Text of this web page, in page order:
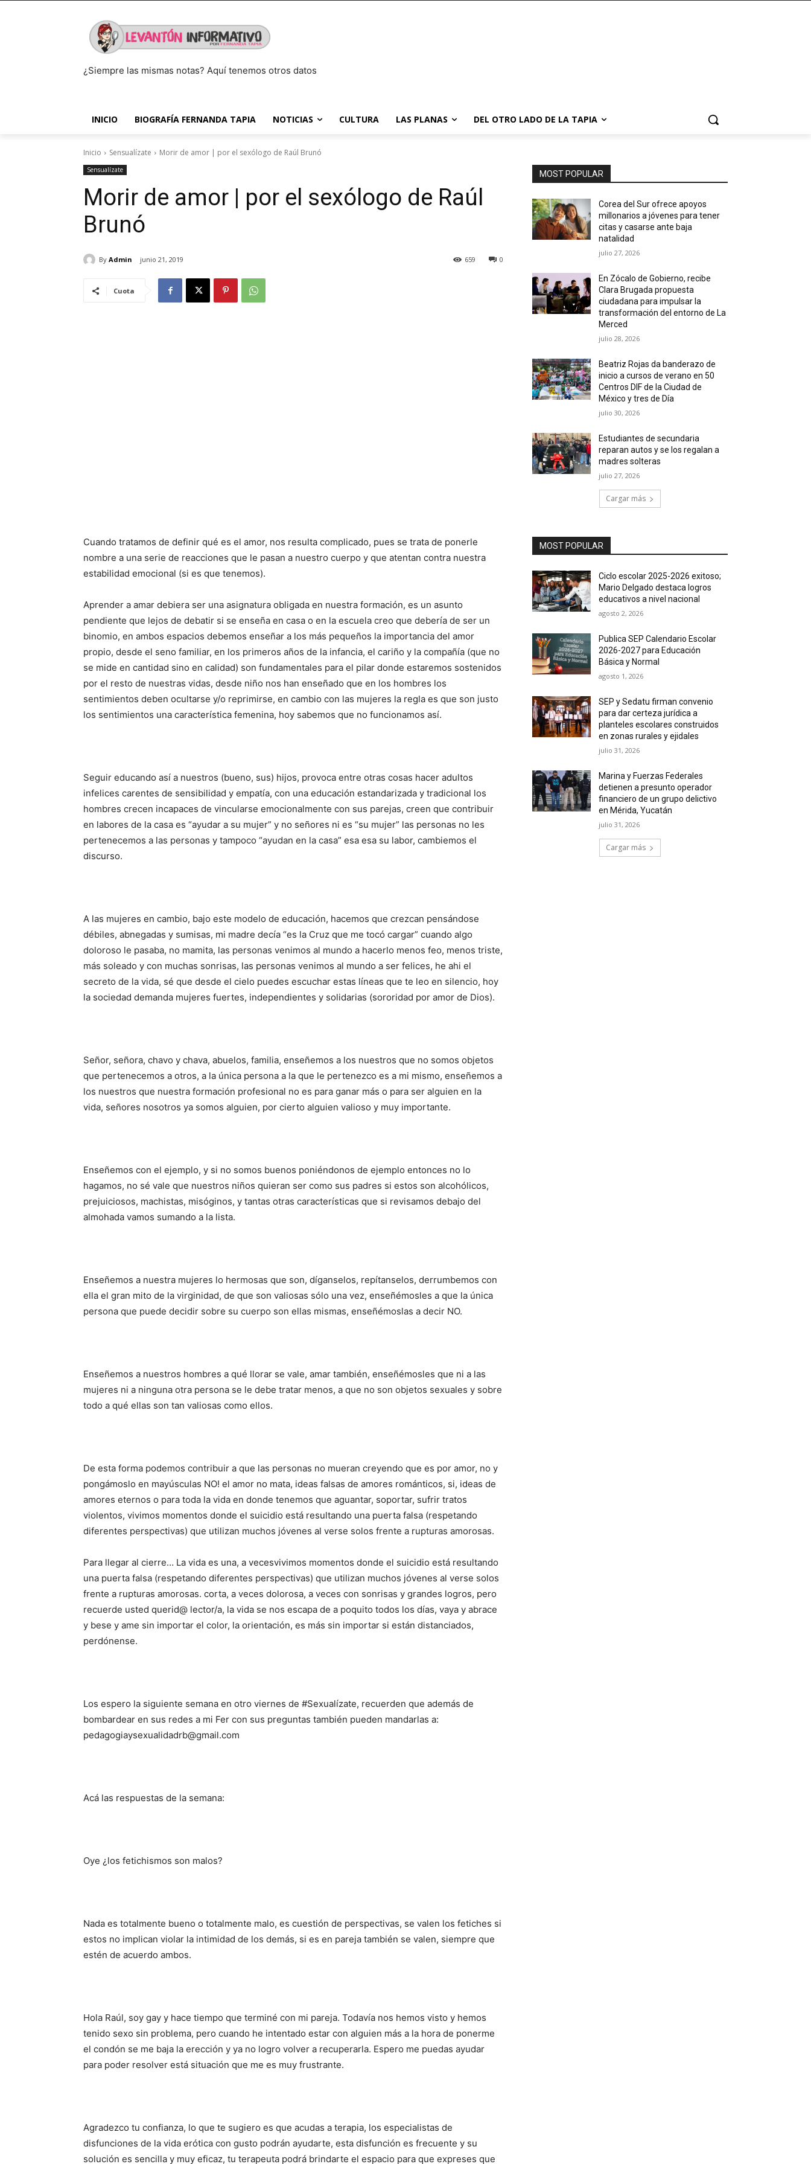
¿Siempre las mismas notas? Aquí tenemos otros datos
INICIO BIOGRAFÍA FERNANDA TAPIA NOTICIAS CULTURA LAS PLANAS DEL OTRO LADO DE LA TAPIA
Inicio Sensualízate Morir de amor | por el sexólogo de Raúl Brunó
Sensualízate
Morir de amor | por el sexólogo de Raúl
Brunó
By Admin junio 21, 2019 0
659
Cuota
Cuando tratamos de definir qué es el amor, nos resulta complicado, pues se trata de ponerle
nombre a una serie de reacciones que le pasan a nuestro cuerpo y que atentan contra nuestra
estabilidad emocional (si es que tenemos).
Aprender a amar debiera ser una asignatura obligada en nuestra formación, es un asunto
pendiente que lejos de debatir si se enseña en casa o en la escuela creo que debería de ser un
binomio, en ambos espacios debemos enseñar a los más pequeños la importancia del amor
propio, desde el seno familiar, en los primeros años de la infancia, el cariño y la compañía (que no
se mide en cantidad sino en calidad) son fundamentales para el pilar donde estaremos sostenidos
por el resto de nuestras vidas, desde niño nos han enseñado que en los hombres los
sentimientos deben ocultarse y/o reprimirse, en cambio con las mujeres la regla es que son justo
los sentimientos una característica femenina, hoy sabemos que no funcionamos así.
Seguir educando así a nuestros (bueno, sus) hijos, provoca entre otras cosas hacer adultos
infelices carentes de sensibilidad y empatía, con una educación estandarizada y tradicional los
hombres crecen incapaces de vincularse emocionalmente con sus parejas, creen que contribuir
en labores de la casa es “ayudar a su mujer” y no señores ni es “su mujer” las personas no les
pertenecemos a las personas y tampoco “ayudan en la casa” esa esa su labor, cambiemos el
discurso.
A las mujeres en cambio, bajo este modelo de educación, hacemos que crezcan pensándose
débiles, abnegadas y sumisas, mi madre decía “es la Cruz que me tocó cargar” cuando algo
doloroso le pasaba, no mamita, las personas venimos al mundo a hacerlo menos feo, menos triste,
más soleado y con muchas sonrisas, las personas venimos al mundo a ser felices, he ahi el
secreto de la vida, sé que desde el cielo puedes escuchar estas líneas que te leo en silencio, hoy
la sociedad demanda mujeres fuertes, independientes y solidarias (sororidad por amor de Dios).
Señor, señora, chavo y chava, abuelos, familia, enseñemos a los nuestros que no somos objetos
que pertenecemos a otros, a la única persona a la que le pertenezco es a mi mismo, enseñemos a
los nuestros que nuestra formación profesional no es para ganar más o para ser alguien en la
vida, señores nosotros ya somos alguien, por cierto alguien valioso y muy importante.
Enseñemos con el ejemplo, y si no somos buenos poniéndonos de ejemplo entonces no lo
hagamos, no sé vale que nuestros niños quieran ser como sus padres si estos son alcohólicos,
prejuiciosos, machistas, misóginos, y tantas otras características que si revisamos debajo del
almohada vamos sumando a la lista.
Enseñemos a nuestra mujeres lo hermosas que son, díganselos, repítanselos, derrumbemos con
ella el gran mito de la virginidad, de que son valiosas sólo una vez, enseñémosles a que la única
persona que puede decidir sobre su cuerpo son ellas mismas, enseñémoslas a decir NO.
Enseñemos a nuestros hombres a qué llorar se vale, amar también, enseñémosles que ni a las
mujeres ni a ninguna otra persona se le debe tratar menos, a que no son objetos sexuales y sobre
todo a qué ellas son tan valiosas como ellos.
De esta forma podemos contribuir a que las personas no mueran creyendo que es por amor, no y
pongámoslo en mayúsculas NO! el amor no mata, ideas falsas de amores románticos, si, ideas de
amores eternos o para toda la vida en donde tenemos que aguantar, soportar, sufrir tratos
violentos, vivimos momentos donde el suicidio está resultando una puerta falsa (respetando
diferentes perspectivas) que utilizan muchos jóvenes al verse solos frente a rupturas amorosas.
Para llegar al cierre… La vida es una, a vecesvivimos momentos donde el suicidio está resultando
una puerta falsa (respetando diferentes perspectivas) que utilizan muchos jóvenes al verse solos
frente a rupturas amorosas. corta, a veces dolorosa, a veces con sonrisas y grandes logros, pero
recuerde usted querid@ lector/a, la vida se nos escapa de a poquito todos los días, vaya y abrace
y bese y ame sin importar el color, la orientación, es más sin importar si están distanciados,
perdónense.
Los espero la siguiente semana en otro viernes de #Sexualízate, recuerden que además de
bombardear en sus redes a mi Fer con sus preguntas también pueden mandarlas a:
pedagogiaysexualidadrb@gmail.com
Acá las respuestas de la semana:
Oye ¿los fetichismos son malos?
Nada es totalmente bueno o totalmente malo, es cuestión de perspectivas, se valen los fetiches si
estos no implican violar la intimidad de los demás, si es en pareja también se valen, siempre que
estén de acuerdo ambos.
Hola Raúl, soy gay y hace tiempo que terminé con mi pareja. Todavía nos hemos visto y hemos
tenido sexo sin problema, pero cuando he intentado estar con alguien más a la hora de ponerme
el condón se me baja la erección y ya no logro volver a recuperarla. Espero me puedas ayudar
para poder resolver está situación que me es muy frustrante.
Agradezco tu confianza, lo que te sugiero es que acudas a terapia, los especialistas de
disfunciones de la vida erótica con gusto podrán ayudarte, esta disfunción es frecuente y su
solución es sencilla y muy eficaz, tu terapeuta podrá brindarte el espacio para que expreses que
MOST POPULAR
Corea del Sur ofrece apoyos
millonarios a jóvenes para tener
citas y casarse ante baja
natalidad
julio 27, 2026
En Zócalo de Gobierno, recibe
Clara Brugada propuesta
ciudadana para impulsar la
transformación del entorno de La
Merced
julio 28, 2026
Beatriz Rojas da banderazo de
inicio a cursos de verano en 50
Centros DIF de la Ciudad de
México y tres de Día
julio 30, 2026
Estudiantes de secundaria
reparan autos y se los regalan a
madres solteras
julio 27, 2026
Cargar más
MOST POPULAR
Ciclo escolar 2025-2026 exitoso;
Mario Delgado destaca logros
educativos a nivel nacional
agosto 2, 2026
Publica SEP Calendario Escolar
2026-2027 para Educación
Básica y Normal
agosto 1, 2026
SEP y Sedatu firman convenio
para dar certeza jurídica a
planteles escolares construidos
en zonas rurales y ejidales
julio 31, 2026
Marina y Fuerzas Federales
detienen a presunto operador
financiero de un grupo delictivo
en Mérida, Yucatán
julio 31, 2026
Cargar más